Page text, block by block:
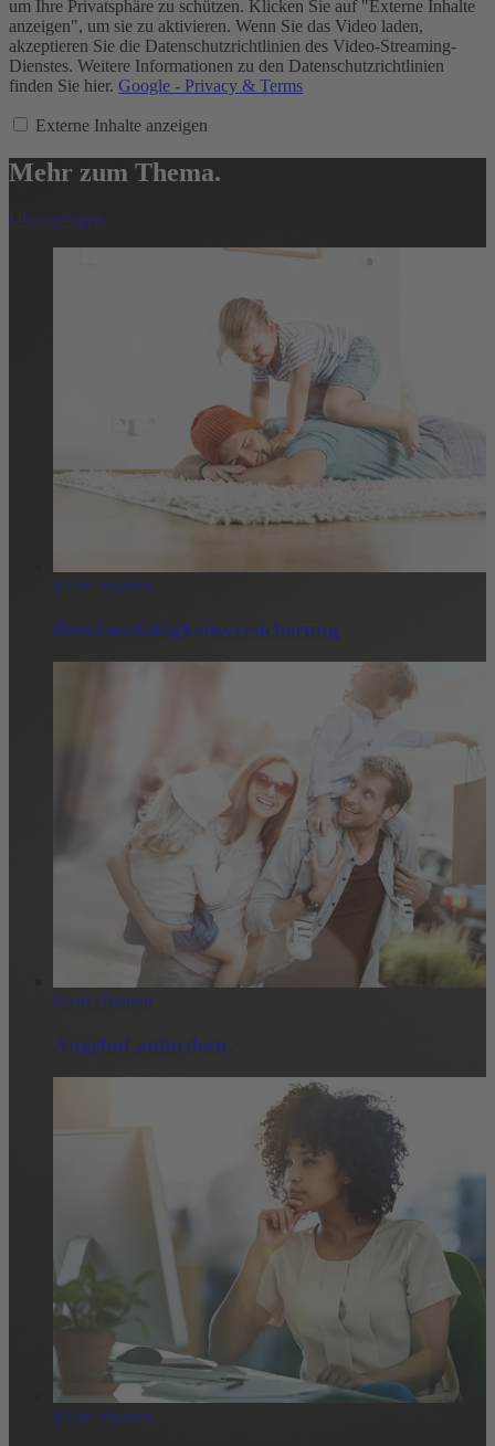
um Ihre Privatsphäre zu schützen. Klicken Sie auf "Externe Inhalte
anzeigen", um sie zu aktivieren. Wenn Sie das Video laden,
akzeptieren Sie die Datenschutzrichtlinien des Video-Streaming-
Dienstes. Weitere Informationen zu den Datenschutzrichtlinien
finden Sie hier. Google - Privacy & Terms
Externe Inhalte anzeigen
Mehr zum Thema.
Überspringen
Mehr erfahren
Berufsunfähigkeitsversicherung
Mehr erfahren
Angebot anfordern.
Mehr erfahren